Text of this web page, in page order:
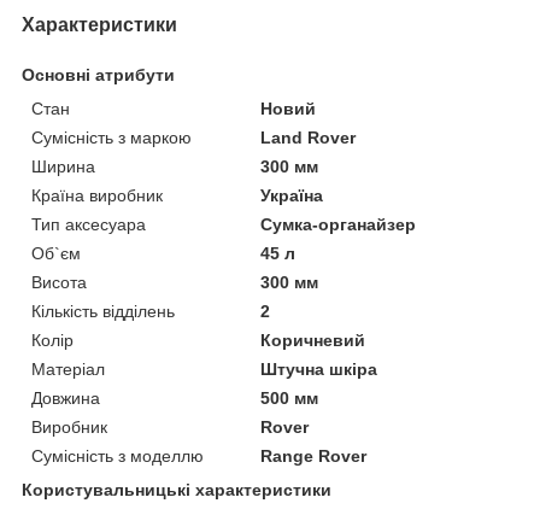
Характеристики
Основні атрибути
Стан
Новий
Сумісність з маркою
Land Rover
Ширина
300 мм
Країна виробник
Україна
Тип аксесуара
Сумка-органайзер
Об`єм
45 л
Висота
300 мм
Кількість відділень
2
Колір
Коричневий
Матеріал
Штучна шкіра
Довжина
500 мм
Виробник
Rover
Сумісність з моделлю
Range Rover
Користувальницькі характеристики